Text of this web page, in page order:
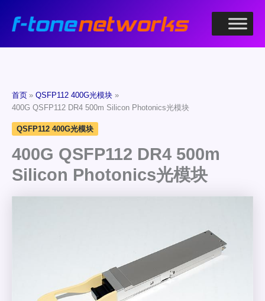
首页
QSFP112 400G光模块
400G QSFP112 DR4 500m Silicon Photonics光模块
QSFP112 400G光模块
400G QSFP112 DR4 500m
Silicon Photonics光模块